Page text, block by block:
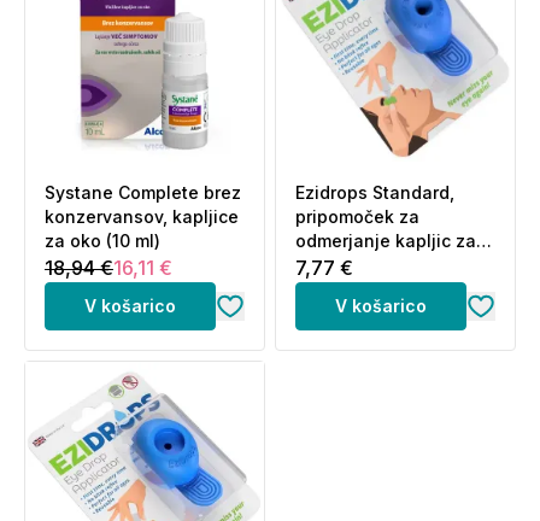
Systane Complete brez
konzervansov, kapljice
za oko (10 ml)
18,94 €16,11 €
V košarico
Ezidrops Standard,
pripomoček za
odmerjanje kapljic za
oči (1 kos)
7,77 €
V košarico